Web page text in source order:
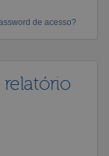
de acesso?
relatório